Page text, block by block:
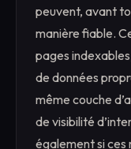
peuvent, avant
manière fiable.
pages
de données
même couche
de visibilité
également si